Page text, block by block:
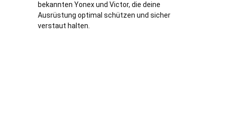
bekannten Yonex und Victor, die deine
Ausrüstung optimal schützen und sicher
verstaut halten.